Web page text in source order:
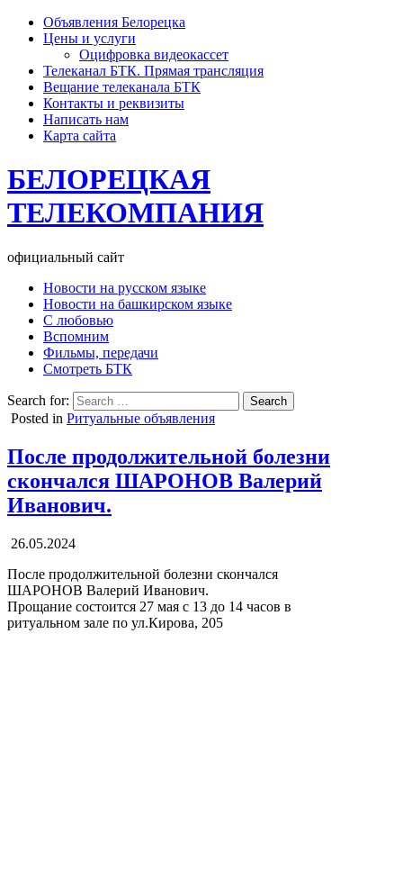
Объявления Белорецка
Цены и услуги
Оцифровка видеокассет
Телеканал БТК. Прямая трансляция
Вещание телеканала БТК
Контакты и реквизиты
Написать нам
Карта сайта
БЕЛОРЕЦКАЯ
ТЕЛЕКОМПАНИЯ
официальный сайт
Новости на русском языке
Новости на башкирском языке
С любовью
Вспомним
Фильмы, передачи
Смотреть БТК
Search for:
Posted in Ритуальные объявления
После продолжительной болезни
скончался ШАРОНОВ Валерий
Иванович.
26.05.2024
После продолжительной болезни скончался
ШАРОНОВ Валерий Иванович.
Прощание состоится 27 мая с 13 до 14 часов в
ритуальном зале по ул.Кирова, 205